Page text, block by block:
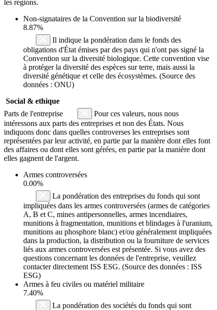
les régions.
Non-signataires de la Convention sur la biodiversité
8.87%
Il indique la pondération dans le fonds des
obligations d'État émises par des pays qui n'ont pas signé la
Convention sur la diversité biologique. Cette convention vise
à protéger la diversité des espèces sur terre, mais aussi la
diversité génétique et celle des écosystèmes. (Source des
données : ONU)
Social & ethique
Parts de l'entreprise
Pour ces valeurs, nous nous
intéressons aux parts des entreprises et non des États. Nous
indiquons donc dans quelles controverses les entreprises sont
représentées par leur activité, en partie par la manière dont elles font
des affaires ou dont elles sont gérées, en partie par la manière dont
elles gagnent de l'argent.
Armes controversées
0.00%
La pondération des entreprises du fonds qui sont
impliquées dans les armes controversées (armes de catégories
A, B et C, mines antipersonnelles, armes incendiaires,
munitions à fragmentation, munitions et blindages à l'uranium,
munitions au phosphore blanc) et/ou généralement impliquées
dans la production, la distribution ou la fourniture de services
liés aux armes controversées est présentée. Si vous avez des
questions concernant les données de l'entreprise, veuillez
contacter directement ISS ESG. (Source des données : ISS
ESG)
Armes à feu civiles ou matériel militaire
7.40%
La pondération des sociétés du fonds qui sont